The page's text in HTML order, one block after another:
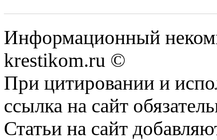
Информационный
krestikom.ru ©
При цитировании и
ссылка на сайт
Статьи на сайт